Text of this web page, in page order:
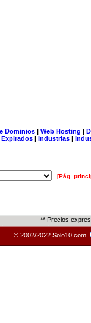
Dominios| Web Hosting |
| Industrias |
[Pág.
** Precios
© 2002/2022 Solo10.com